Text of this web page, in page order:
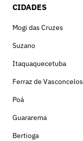
CIDADES
Mogi das Cruzes
Suzano
Itaquaquecetuba
Ferraz de Vasconcelos
Poá
Guararema
Bertioga